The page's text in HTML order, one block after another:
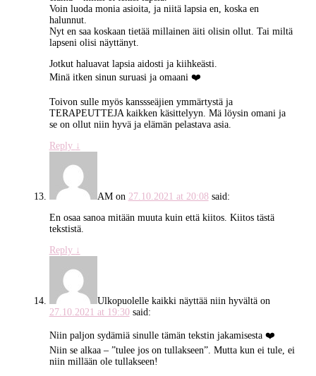
Voin luoda monia asioita, ja niitä lapsia en, koska en
halunnut.
Nyt en saa koskaan tietää millainen äiti olisin ollut. Tai miltä
lapseni olisi näyttänyt.
Jotkut haluavat lapsia aidosti ja kiihkeästi.
Minä itken sinun suruasi ja omaani ❤️
Toivon sulle myös kanssseäjien ymmärtystä ja
TERAPEUTTEJA kaikken käsittelyyn. Mä löysin omani ja
se on ollut niin hyvä ja elämän pelastava asia.
Reply ↓
AMon 27.10.2021 at 20:08 said:
En osaa sanoa mitään muuta kuin että kiitos. Kiitos tästä
tekstistä.
Reply ↓
Ulkopuolelle kaikki näyttää niin hyvältäon
27.10.2021 at 19:30 said:
Niin paljon sydämiä sinulle tämän tekstin jakamisesta ❤️
Niin se alkaa – ”tulee jos on tullakseen”. Mutta kun ei tule, ei
niin millään ole tullakseen!